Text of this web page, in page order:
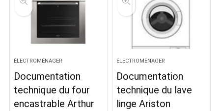
ÉLECTROMÉNAGER
Documentation
technique du four
encastrable Arthur
ÉLECTROMÉNAGER
Documentation
technique du lave
linge Ariston